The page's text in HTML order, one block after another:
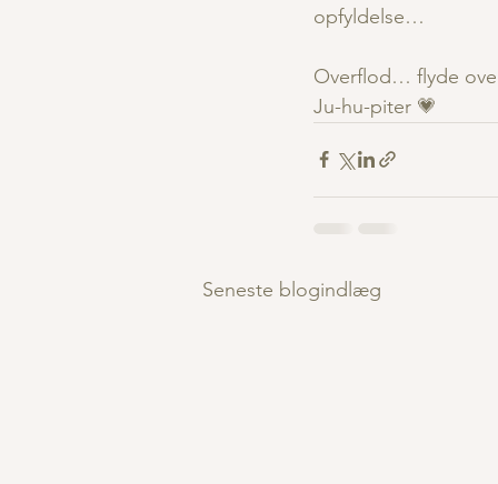
opfyldelse…
Overflod… flyde
Ju-hu-piter 💗
Seneste blogindlæg